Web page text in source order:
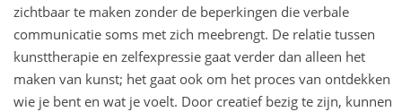
zichtbaar te maken zonder de beperkingen die verbale
communicatie soms met zich meebrengt. De relatie tussen
kunsttherapie en zelfexpressie gaat verder dan alleen het
maken van kunst; het gaat ook om het proces van ontdekken
wie je bent en wat je voelt. Door creatief bezig te zijn, kunnen